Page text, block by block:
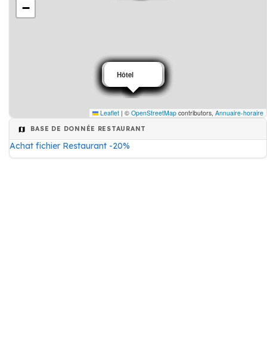
Restaurant
Restaurant
Restaurant
Restaurant
Restaurant
Restaurant
Restaurant
Restaurant
Restaurant
Hôtels
Hôtel
−
Leaflet | © OpenStreetMap contributors, Annuaire-horaire
BASE DE DONNÉE RESTAURANT
Achat fichier Restaurant -20%